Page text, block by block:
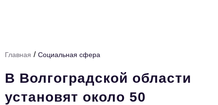
Цитаты
Аналитика
Главная / Социальная сфера
В Волгоградской области
установят около 50